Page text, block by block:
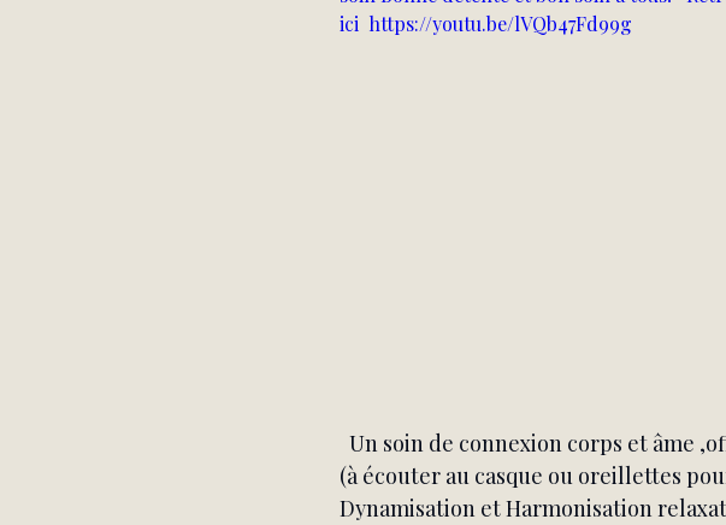
ici  https://youtu.be/lVQb47Fd99g
Un soin de connexion corps et âme
(à écouter au casque ou oreillettes
Dynamisation et Harmonisation